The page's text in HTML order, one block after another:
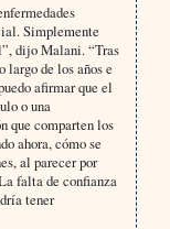
Simplemente
dijo Malani. “Tras
de los años e
afirmar que el
o una
que comparten los
ahora, cómo se
al parecer por
falta de confianza
tener